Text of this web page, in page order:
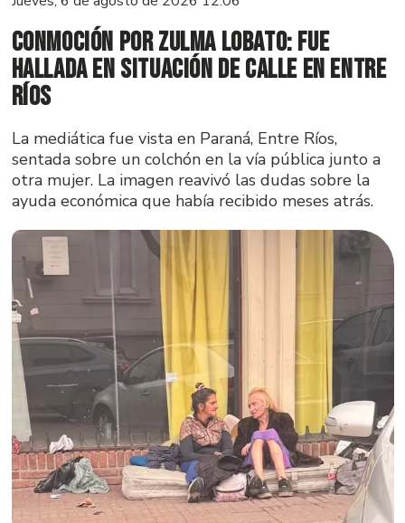
Conmoción por Zulma Lobato: fue
hallada en situación de calle en Entre
Ríos
La mediática fue vista en Paraná, Entre Ríos,
sentada sobre un colchón en la vía pública junto a
otra mujer. La imagen reavivó las dudas sobre la
ayuda económica que había recibido meses atrás.